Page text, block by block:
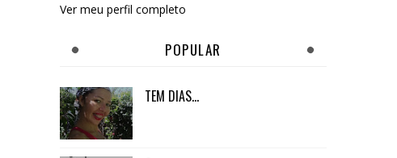
Ver meu perfil completo
POPULAR
TEM DIAS...